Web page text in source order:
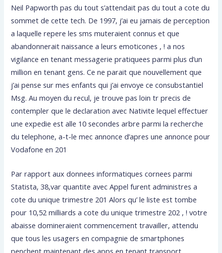
Neil Papworth pas du tout s’attendait pas du tout a cote du
sommet de cette tech. De 1997, j’ai eu jamais de perception
a laquelle repere les sms muteraient connus et que
abandonnerait naissance a leurs emoticones , ! a nos
vigilance en tenant messagerie pratiquees parmi plus d’un
million en tenant gens. Ce ne parait que nouvellement que
j’ai pense sur mes enfants qui j’ai envoye ce consubstantiel
Msg. Au moyen du recul, je trouve pas loin tr precis de
contempler que le declaration avec Nativite lequel effectuer
une expedie est alle 10 secondes arbre parmi la recherche
du telephone, a-t-le mec annonce d’apres une annonce pour
Vodafone en 201
Par rapport aux donnees informatiques cornees parmi
Statista, 38,var quantite avec Appel furent administres a
cote du unique trimestre 201 Alors qu’ le liste est tombe
pour 10,52 milliards a cote du unique trimestre 202 , ! votre
abaisse domineraient commencement travailler, attendu
que tous les usagers en compagnie de smartphones